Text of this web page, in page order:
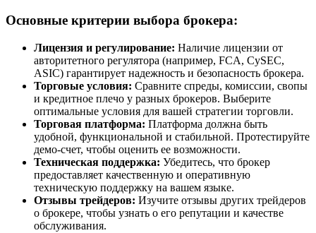
Основные критерии выбора брокера:
Лицензия и регулирование: Наличие лицензии от
авторитетного регулятора (например, FCA, CySEC,
ASIC) гарантирует надежность и безопасность брокера.
Торговые условия: Сравните спреды, комиссии, свопы
и кредитное плечо у разных брокеров. Выберите
оптимальные условия для вашей стратегии торговли.
Торговая платформа: Платформа должна быть
удобной, функциональной и стабильной. Протестируйте
демо-счет, чтобы оценить ее возможности.
Техническая поддержка: Убедитесь, что брокер
предоставляет качественную и оперативную
техническую поддержку на вашем языке.
Отзывы трейдеров: Изучите отзывы других трейдеров
о брокере, чтобы узнать о его репутации и качестве
обслуживания.